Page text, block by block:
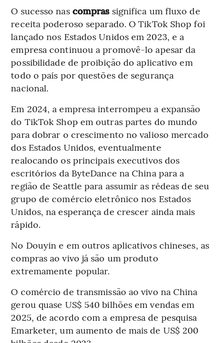
O sucesso nas comprassignifica um fluxo de
receita poderoso separado. O TikTok Shop foi
lançado nos Estados Unidos em 2023, e a
empresa continuou a promovê-lo apesar da
possibilidade de proibição do aplicativo em
todo o país por questões de segurança
nacional.
Em 2024, a empresa interrompeu a expansão
do TikTok Shop em outras partes do mundo
para dobrar o crescimento no valioso mercado
dos Estados Unidos, eventualmente
realocando os principais executivos dos
escritórios da ByteDance na China para a
região de Seattle para assumir as rédeas de seu
grupo de comércio eletrônico nos Estados
Unidos, na esperança de crescer ainda mais
rápido.
No Douyin e em outros aplicativos chineses, as
compras ao vivo já são um produto
extremamente popular.
O comércio de transmissão ao vivo na China
gerou quase US$ 540 bilhões em vendas em
2025, de acordo com a empresa de pesquisa
Emarketer, um aumento de mais de US$ 200